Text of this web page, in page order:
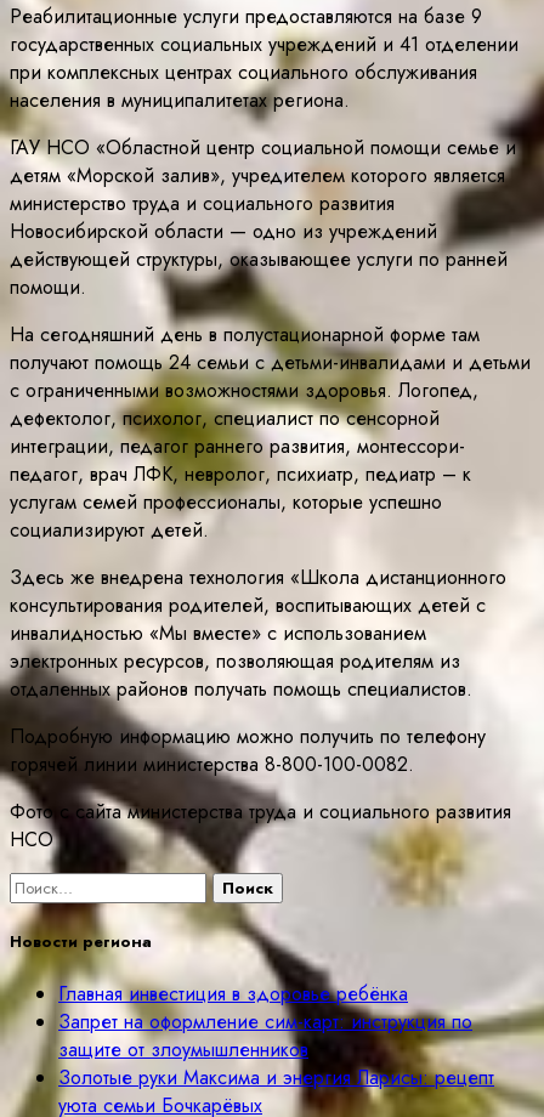
Реабилитационные услуги предоставляются на базе 9
государственных социальных учреждений и 41 отделении
при комплексных центрах социального обслуживания
населения в муниципалитетах региона.
ГАУ НСО «Областной центр социальной помощи семье и
детям «Морской залив», учредителем которого является
министерство труда и социального развития
Новосибирской области — одно из учреждений
действующей структуры, оказывающее услуги по ранней
помощи.
На сегодняшний день в полустационарной форме там
получают помощь 24 семьи с детьми-инвалидами и детьми
с ограниченными возможностями здоровья. Логопед,
дефектолог, психолог, специалист по сенсорной
интеграции, педагог раннего развития, монтессори-
педагог, врач ЛФК, невролог, психиатр, педиатр – к
услугам семей профессионалы, которые успешно
социализируют детей.
Здесь же внедрена технология «Школа дистанционного
консультирования родителей, воспитывающих детей с
инвалидностью «Мы вместе» с использованием
электронных ресурсов, позволяющая родителям из
отдаленных районов получать помощь специалистов.
Подробную информацию можно получить по телефону
горячей линии министерства 8-800-100-0082.
Фото с сайта министерства труда и социального развития
НСО
Найти:
Новости региона
Главная инвестиция в здоровье ребёнка
Запрет на оформление сим-карт: инструкция по
защите от злоумышленников
Золотые руки Максима и энергия Ларисы: рецепт
уюта семьи Бочкарёвых